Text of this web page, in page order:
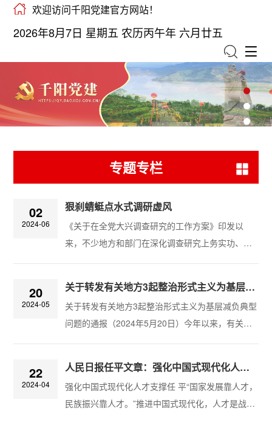
欢迎访问千阳党建官方网站！
2026年8月7日 星期五 农历丙午年 六月廿五
专题专栏
02
2024-06
狠刹蜻蜓点水式调研虚风
《关于在全党大兴调查研究的工作方案》印发以
来，不少地方和部门在深化调查研究上务实功、出
“身入”当“深入”、把“过程”当“解决”的蜻蜓点水式调
研时有发生，这严重背离调查研究本质，是官僚主
义、形式主义表现，不但加重基层负担，更损害了
桌桌”“坐在车上转、隔着玻璃...
20
2024-05
关于转发有关地方3起整治形式主义为基层减负典型问题的通报
关于转发有关地方3起整治形式主义为基层减负典型
问题的通报（2024年5月20日）今年以来，有关省
真碰硬，扎实开展典型问题核查通报，持续释放严
的信号，形成有力震慑。近期，湖南、云南、新疆
通报了3起督查检查考核中形式主义加重基层负担的
22
2024-04
人民日报任平文章：强化中国式现代化人才支撑
强化中国式现代化人才支撑任 平“国家发展靠人才，
民族振兴靠人才。”推进中国式现代化，人才是战略